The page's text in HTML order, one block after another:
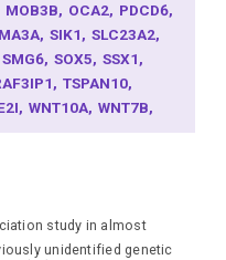
MOB3B OCA2 PDCD6
SIK1 SLC23A2
SMG6 SOX5 SSX1
TSPAN10
WNT10A WNT7B
study in almost
unidentified genetic